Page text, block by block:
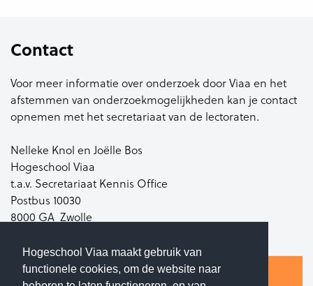
Hogeschool Viaa maakt gebruik van
functionele cookies, om de website naar
Contact
Voor meer informatie over onderzoek door Viaa en het
afstemmen van onderzoekmogelijkheden kan je contact
opnemen met het secretariaat van de lectoraten.
Nelleke Knol en Joëlle Bos
Hogeschool Viaa
t.a.v. Secretariaat Kennis Office
Postbus 10030
8000 GA Zwolle
Wil je op de hoogte blijven van onze